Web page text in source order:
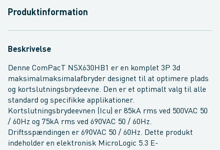
Produktinformation
Beskrivelse
Denne ComPacT NSX630HB1 er en komplet 3P 3d
maksimalmaksimalafbryder designet til at optimere plads
og kortslutningsbrydeevne. Den er et optimalt valg til alle
standard og specifikke applikationer.
Kortslutningsbrydeevnen (Icu) er 85kA rms ved 500VAC 50
/ 60Hz og 75kA rms ved 690VAC 50 / 60Hz.
Driftsspændingen er 690VAC 50 / 60Hz. Dette produkt
indeholder en elektronisk MicroLogic 5.3 E-